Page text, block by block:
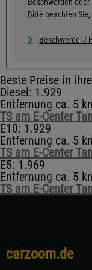
Bitte beachten
Beschwerde- /
Beste Preise in
Diesel: 1.929
Entfernung ca. 5
TS am E-Center
E10: 1.929
Entfernung ca. 5
TS am E-Center
E5: 1.969
Entfernung ca. 5
TS am E-Center
carzoom.de